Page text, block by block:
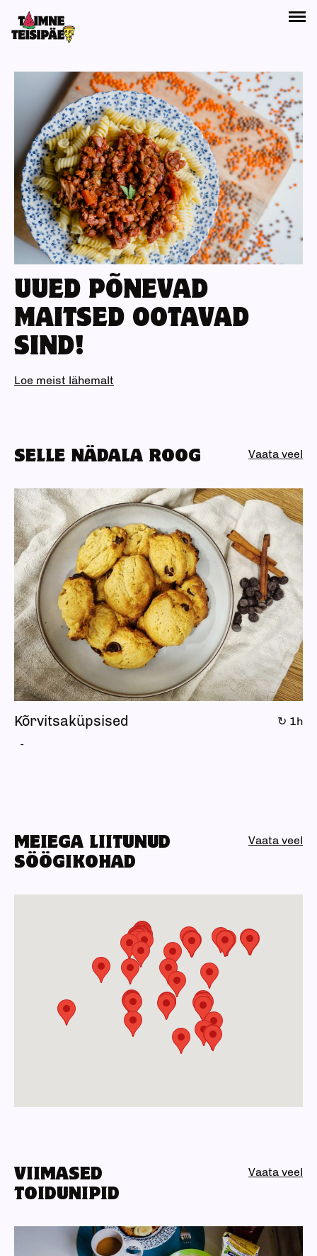
UUED PÕNEVAD
MAITSED OOTAVAD
SIND!
Loe meist lähemalt
SELLE NÄDALA ROOG Vaata veel
Kõrvitsaküpsised ↻ 1h
MEIEGA LIITUNUD
SÖÖGIKOHAD
Vaata veel
VIIMASED
TOIDUNIPID
Vaata veel